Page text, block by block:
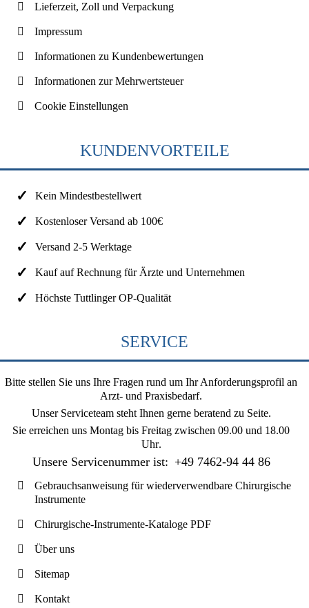
Lieferzeit, Zoll und Verpackung
Impressum
Informationen zu Kundenbewertungen
Informationen zur Mehrwertsteuer
Cookie Einstellungen
KUNDENVORTEILE
Kein Mindestbestellwert
Kostenloser Versand ab 100€
Versand 2-5 Werktage
Kauf auf Rechnung für Ärzte und Unternehmen
Höchste Tuttlinger OP-Qualität
SERVICE
Bitte stellen Sie uns Ihre Fragen rund um Ihr Anforderungsprofil an
Arzt- und Praxisbedarf.
Unser Serviceteam steht Ihnen gerne beratend zu Seite.
Sie erreichen uns Montag bis Freitag zwischen 09.00 und 18.00
Uhr.
Unsere Servicenummer ist: +49 7462-94 44 86
Gebrauchsanweisung für wiederverwendbare Chirurgische
Instrumente
Chirurgische-Instrumente-Kataloge PDF
Über uns
Sitemap
Kontakt